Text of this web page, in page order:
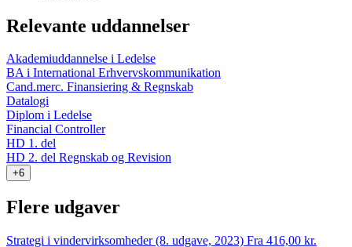
Relevante uddannelser
Akademiuddannelse i Ledelse
BA i International Erhvervskommunikation
Cand.merc. Finansiering & Regnskab
Datalogi
Diplom i Ledelse
Financial Controller
HD 1. del
HD 2. del Regnskab og Revision
+6
Flere udgaver
Strategi i vindervirksomheder (8. udgave, 2023) Fra 416,00 kr.